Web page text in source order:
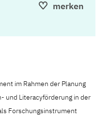
merken
im Rahmen der Planung
und Literacyförderung in der
Forschungsinstrument